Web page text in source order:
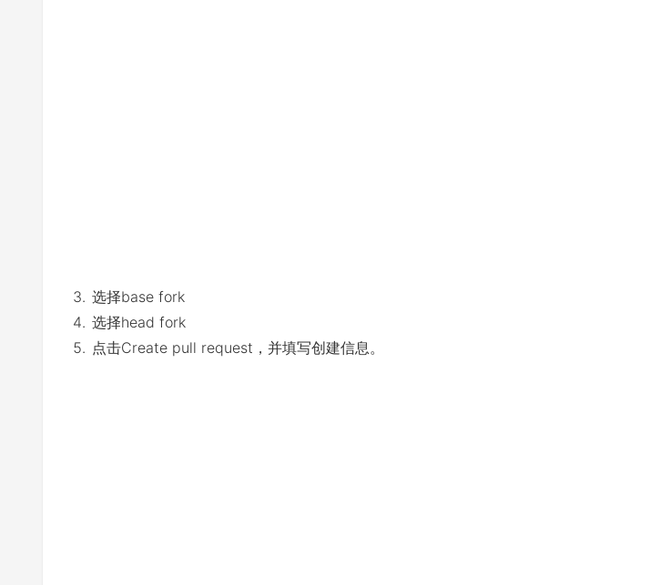
选择base fork
选择head fork
点击Create pull request，并填写创建信息。